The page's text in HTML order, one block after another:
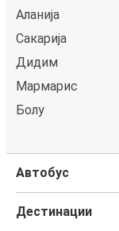
Аланија
Сакарија
Дидим
Мармарис
Болу
Автобус
Дестинации